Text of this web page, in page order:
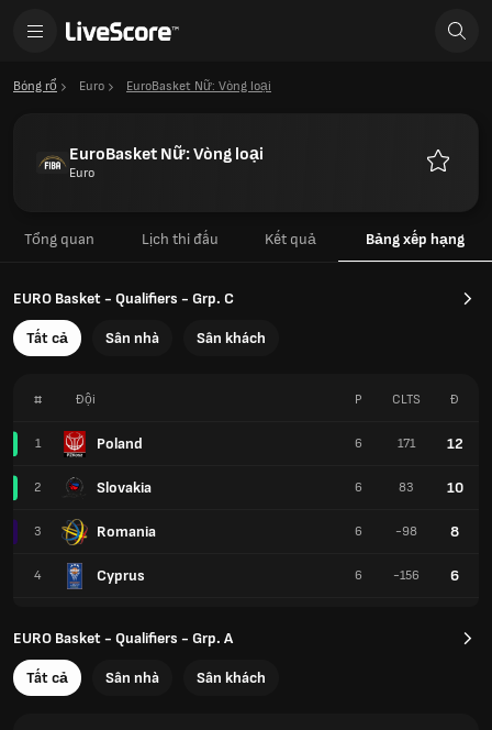
Bóng rổ Euro EuroBasket Nữ: Vòng loại
EuroBasket Nữ: Vòng loại
Euro
Tổng quan Lịch thi đấu Kết quả Bảng xếp hạng
EURO Basket - Qualifiers - Grp. C
Tất cả Sân nhà Sân khách
# Đội
1 Poland
2 Slovakia
3 Romania
4 Cyprus
P CLTS Đ
6 171 12
6 83 10
6 -98 8
6 -156 6
EURO Basket - Qualifiers - Grp. A
Tất cả Sân nhà Sân khách